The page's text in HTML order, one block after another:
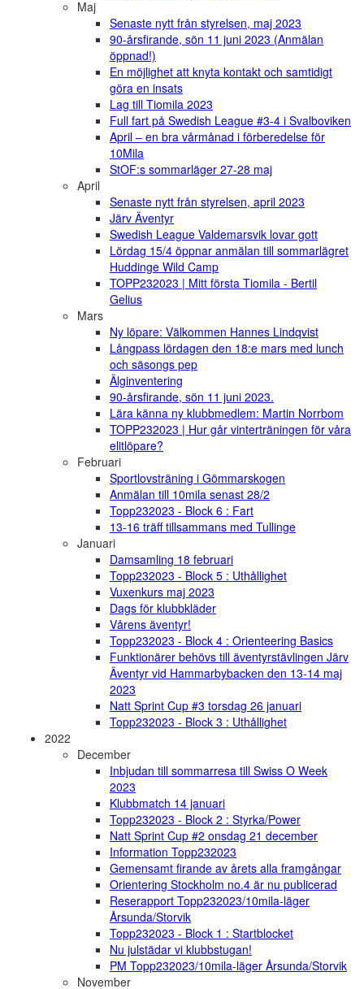
Maj
Senaste nytt från styrelsen, maj 2023
90-årsfirande, sön 11 juni 2023 (Anmälan
öppnad!)
En möjlighet att knyta kontakt och samtidigt
göra en insats
Lag till Tiomila 2023
Full fart på Swedish League #3-4 i Svalboviken
April – en bra vårmånad i förberedelse för
10Mila
StOF:s sommarläger 27-28 maj
April
Senaste nytt från styrelsen, april 2023
Järv Äventyr
Swedish League Valdemarsvik lovar gott
Lördag 15/4 öppnar anmälan till sommarlägret
Huddinge Wild Camp
TOPP232023 | Mitt första Tiomila - Bertil
Gelius
Mars
Ny löpare: Välkommen Hannes Lindqvist
Långpass lördagen den 18:e mars med lunch
och säsongs pep
Älginventering
90-årsfirande, sön 11 juni 2023.
Lära känna ny klubbmedlem: Martin Norrbom
TOPP232023 | Hur går vinterträningen för våra
elitlöpare?
Februari
Sportlovsträning i Gömmarskogen
Anmälan till 10mila senast 28/2
Topp232023 - Block 6 : Fart
13-16 träff tillsammans med Tullinge
Januari
Damsamling 18 februari
Topp232023 - Block 5 : Uthållighet
Vuxenkurs maj 2023
Dags för klubbkläder
Vårens äventyr!
Topp232023 - Block 4 : Orienteering Basics
Funktionärer behövs till äventyrstävlingen Järv
Äventyr vid Hammarbybacken den 13-14 maj
2023
Natt Sprint Cup #3 torsdag 26 januari
Topp232023 - Block 3 : Uthållighet
2022
December
Inbjudan till sommarresa till Swiss O Week
2023
Klubbmatch 14 januari
Topp232023 - Block 2 : Styrka/Power
Natt Sprint Cup #2 onsdag 21 december
Information Topp232023
Gemensamt firande av årets alla framgångar
Orientering Stockholm no.4 är nu publicerad
Reserapport Topp232023/10mila-läger
Årsunda/Storvik
Topp232023 - Block 1 : Startblocket
Nu julstädar vi klubbstugan!
PM Topp232023/10mila-läger Årsunda/Storvik
November